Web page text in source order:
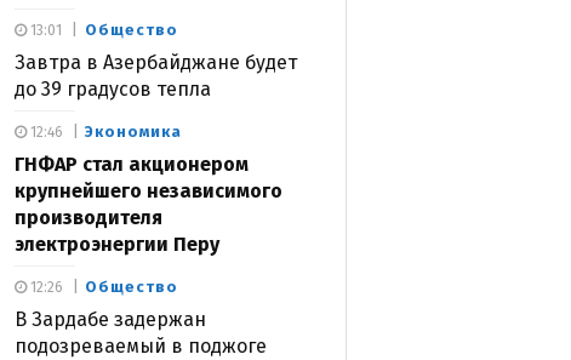
Общество
Завтра в Азербайджане будет
до 39 градусов тепла
13:01
Экономика
ГНФАР стал акционером
крупнейшего независимого
производителя
электроэнергии Перу
12:46
Общество
В Зардабе задержан
подозреваемый в поджоге
12:26